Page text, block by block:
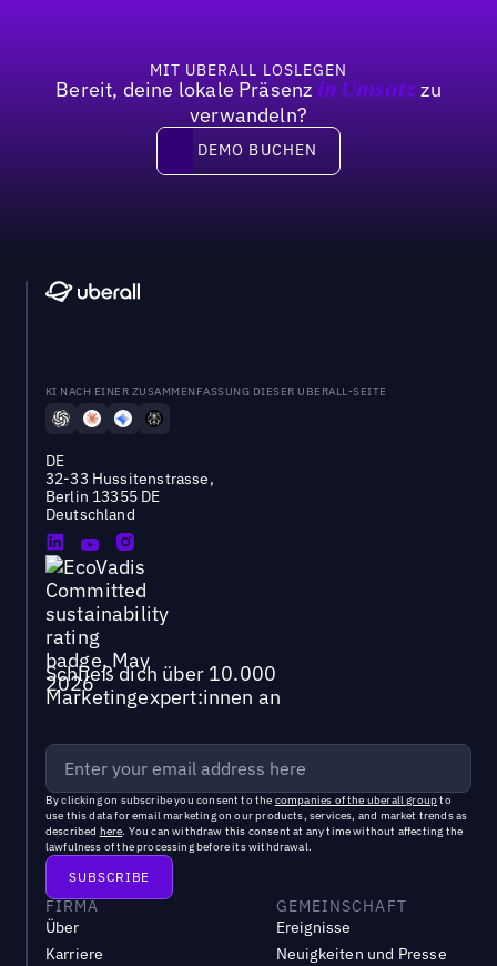
MIT UBERALL LOSLEGEN
Bereit, deine lokale Präsenz in Umsatzzu
verwandeln?
DEMO BUCHEN
DEMO BUCHEN
KI NACH EINER ZUSAMMENFASSUNG DIESER UBERALL-SEITE
DE
32-33 Hussitenstrasse,
Berlin 13355 DE
Deutschland
Schließ dich über 10.000
Marketingexpert:innen an
By clicking on subscribe you consent to the companies of the uberall groupto
use this data for email marketing on our products, services, and market trends as
described here. You can withdraw this consent at any time without affecting the
lawfulness of the processing before its withdrawal.
FIRMA
Über
Karriere
GEMEINSCHAFT
Ereignisse
Neuigkeiten und Presse